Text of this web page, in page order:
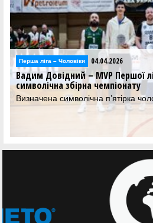
Перша лiга – Чоловiки 04.04.2026
Вадим Довідний – MVP Першої
символічна збірна чемпіонату
Визначена символічна п’ятірка